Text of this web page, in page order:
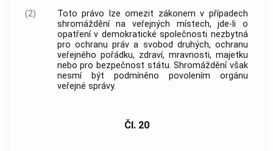
(2)
Toto právo lze omezit zákonem v případech
shromáždění na veřejných místech, jde-li o
opatření v demokratické společnosti nezbytná
pro ochranu práv a svobod druhých, ochranu
veřejného pořádku, zdraví, mravnosti, majetku
nebo pro bezpečnost státu. Shromáždění však
nesmí být podmíněno povolením orgánu
veřejné správy.
Čl. 20